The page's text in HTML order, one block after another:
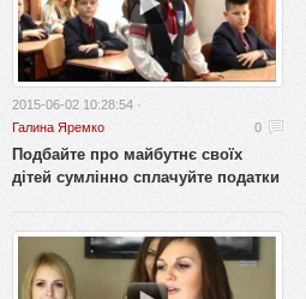
2015-06-02 10:28:54 ·
Галина Яремко
0
Подбайте про майбутнє своїх
дітей сумлінно сплачуйте податки